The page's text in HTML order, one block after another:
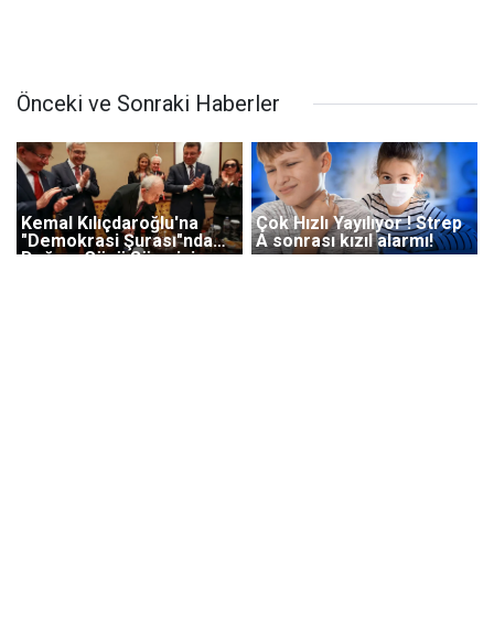
Önceki ve Sonraki Haberler
Kemal Kılıçdaroğlu'na
"Demokrasi Şurası"nda
Doğum Günü Sürprizi
Çok Hızlı Yayılıyor ! Strep
A sonrası kızıl alarmı!